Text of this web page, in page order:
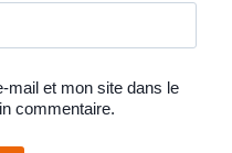
mail et mon site dans le
commentaire.